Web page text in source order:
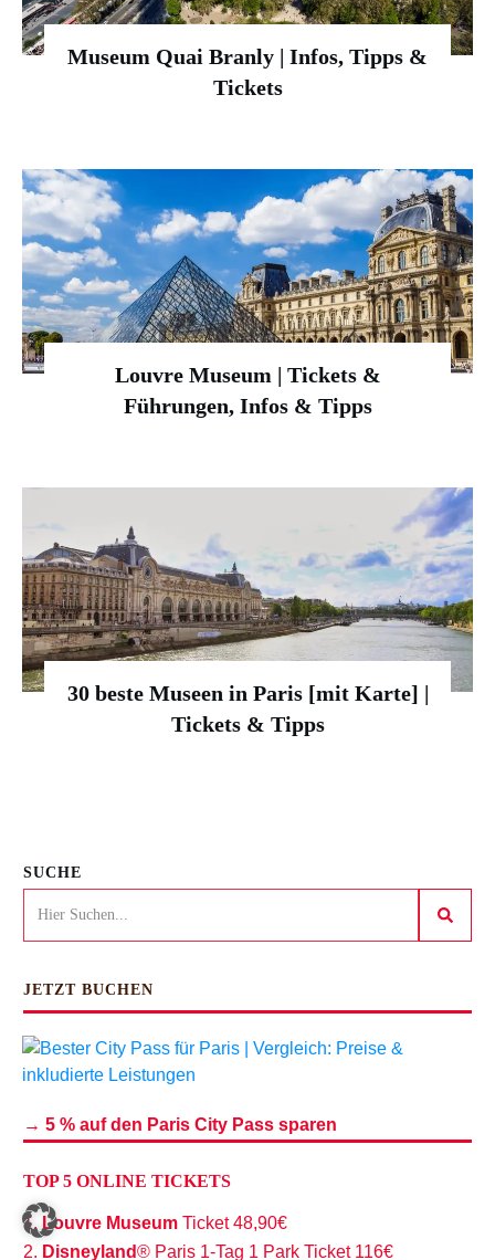
Museum Quai Branly | Infos, Tipps &
Tickets
Louvre Museum | Tickets &
Führungen, Infos & Tipps
30 beste Museen in Paris [mit Karte] |
Tickets & Tipps
SUCHE
JETZT BUCHEN
→ 5 % auf den Paris City Pass sparen
TOP 5 ONLINE TICKETS
1. Louvre Museum Ticket 48,90€
2. Disneyland® Paris 1-Tag 1 Park Ticket 116€